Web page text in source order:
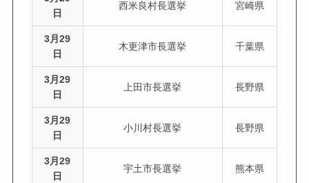
日
西米良村長選挙 宮崎県
3月29
日
木更津市長選挙 千葉県
3月29
日
上田市長選挙 長野県
3月29
日
小川村長選挙 長野県
3月29
日
宇土市長選挙 熊本県